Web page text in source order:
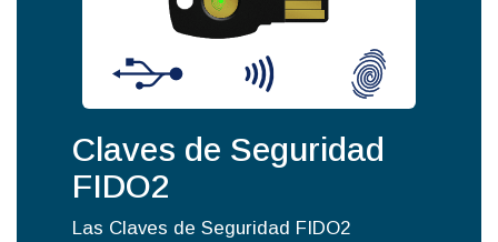
Claves de Seguridad
FIDO2
Las Claves de Seguridad FIDO2